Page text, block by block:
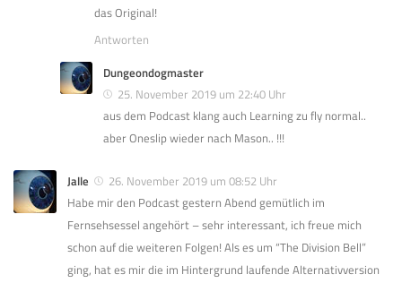
das Original!
Antworten
Dungeondogmaster
25. November 2019 um 22:40 Uhr
aus dem Podcast klang auch Learning zu fly normal..
aber Oneslip wieder nach Mason.. !!!
Jalle
26. November 2019 um 08:52 Uhr
Habe mir den Podcast gestern Abend gemütlich im
Fernsehsessel angehört – sehr interessant, ich freue mich
schon auf die weiteren Folgen! Als es um “The Division Bell”
ging, hat es mir die im Hintergrund laufende Alternativversion